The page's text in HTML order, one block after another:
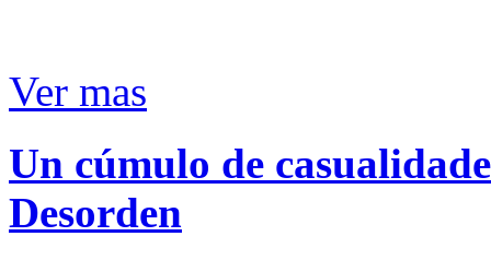
Ver mas
Un cúmulo de
Desorden